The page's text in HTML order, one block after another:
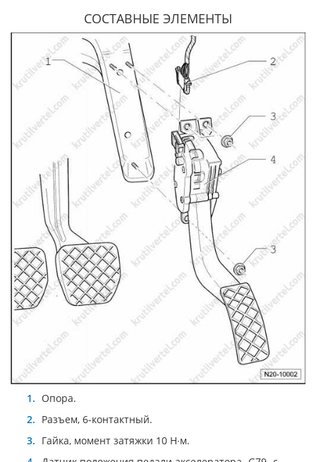
СОСТАВНЫЕ ЭЛЕМЕНТЫ
Опора.
Разъем, 6-контактный.
Гайка, момент затяжки 10 Н∙м.